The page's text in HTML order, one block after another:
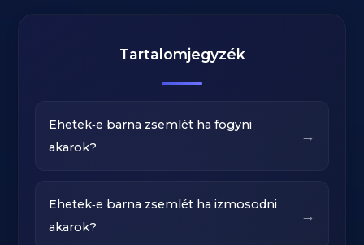
Tartalomjegyzék
Ehetek‑e barna zsemlét ha fogyni
akarok?
→
Ehetek‑e barna zsemlét ha izmosodni
akarok?
→